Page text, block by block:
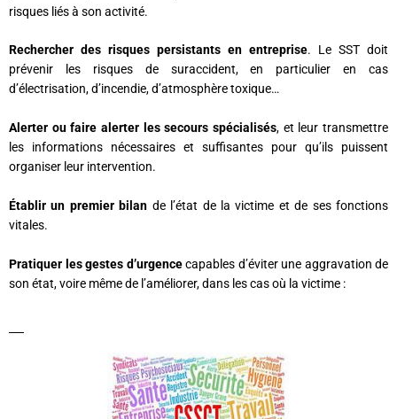
risques liés à son activité.
Rechercher des risques persistants en entreprise. Le SST doit
prévenir les risques de suraccident, en particulier en cas
d’électrisation, d’incendie, d’atmosphère toxique…
Alerter ou faire alerter les secours spécialisés, et leur transmettre
les informations nécessaires et suffisantes pour qu’ils puissent
organiser leur intervention.
Établir un premier bilan de l’état de la victime et de ses fonctions
vitales.
Pratiquer les gestes d’urgencecapables d’éviter une aggravation de
son état, voire même de l’améliorer, dans les cas où la victime :